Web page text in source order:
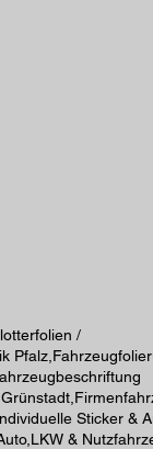
/
Sticker &
&